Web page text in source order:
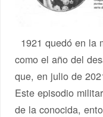
1921 quedó en la
como el año del
que, en julio de
Este episodio
de la conocida,